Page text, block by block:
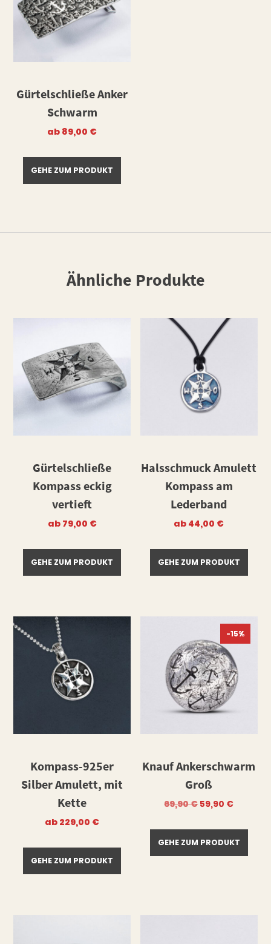
Gürtelschließe Anker
Schwarm
ab 89,00 €
GEHE ZUM PRODUKT
Ähnliche Produkte
Gürtelschließe
Kompass eckig
vertieft
ab 79,00 €
GEHE ZUM PRODUKT
Halsschmuck Amulett
Kompass am
Lederband
ab 44,00 €
GEHE ZUM PRODUKT
Kompass-925er
Silber Amulett, mit
Kette
ab 229,00 €
GEHE ZUM PRODUKT
-15%
Knauf Ankerschwarm
Groß
69,90€Ursprünglicher
Preis
69,90 €
59,90 €
59,90 €.
GEHE ZUM PRODUKT